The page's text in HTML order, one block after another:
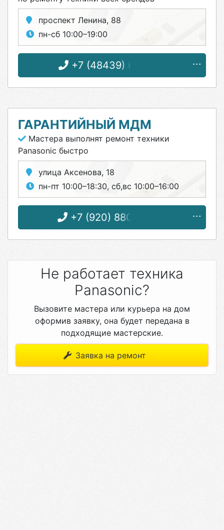
проспект Ленина, 88
пн-сб 10:00–19:00
+7 (48439) 6-29-72
ГАРАНТИЙНЫЙ МДМ
Мастера выполнят ремонт техники
Panasonic быстро
улица Аксенова, 18
пн-пт 10:00–18:30, сб,вс 10:00–16:00
+7 (920) 880-88-00
Не работает техника
Panasonic?
Вызовите мастера или курьера на дом
оформив заявку, она будет передана в
подходящие мастерские.
Заявка на ремонт